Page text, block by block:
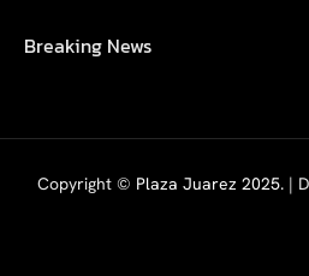
Breaking News
Copyright © Plaza Juarez 2025. |